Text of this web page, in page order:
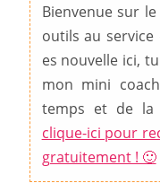
Bienvenue sur
outils au
es nouvelle ici,
mon mini
temps et de la
clique-ici pour
gratuitement ! 🙂